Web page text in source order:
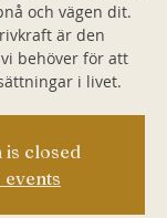
och vägen dit.
är den
behöver för att
i livet.
is closed
events